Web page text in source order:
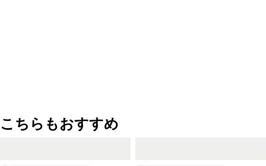
こちらもおすすめ